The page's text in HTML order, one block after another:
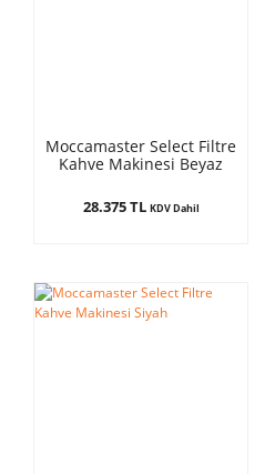
Moccamaster Select Filtre
Kahve Makinesi Beyaz
28.375 TL KDV Dahil